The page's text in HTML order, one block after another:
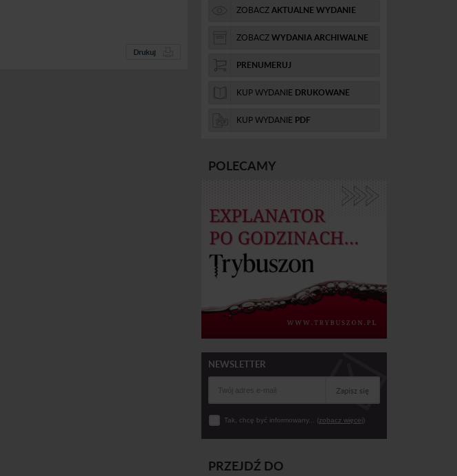
Drukuj
ZOBACZAKTUALNE WYDANIE
ZOBACZWYDANIA ARCHIWALNE
PRENUMERUJ
KUP WYDANIE DRUKOWANE
KUP WYDANIE PDF
POLECAMY
NEWSLETTER
Zapisz się
Tak, chcę być informowany... (zobacz więcej)
PRZEJDŹ DO